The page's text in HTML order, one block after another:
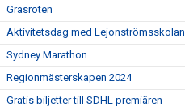
Gräsroten
Aktivitetsdag med Lejonströmsskolan
Sydney Marathon
Regionmästerskapen 2024
Gratis biljetter till SDHL premiären